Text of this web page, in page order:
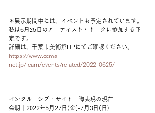
＊展示期間中には、イベントも予定されています。
私は6月25日のアーティスト・トークに参加する予
定です。
詳細は、千葉市美術館HPにてご確認ください。
https://www.ccma-
net.jp/learn/events/related/2022-0625/
インクルーシブ・サイト－陶表現の現在
会期｜2022年5月27日(金)-7月3日(日)